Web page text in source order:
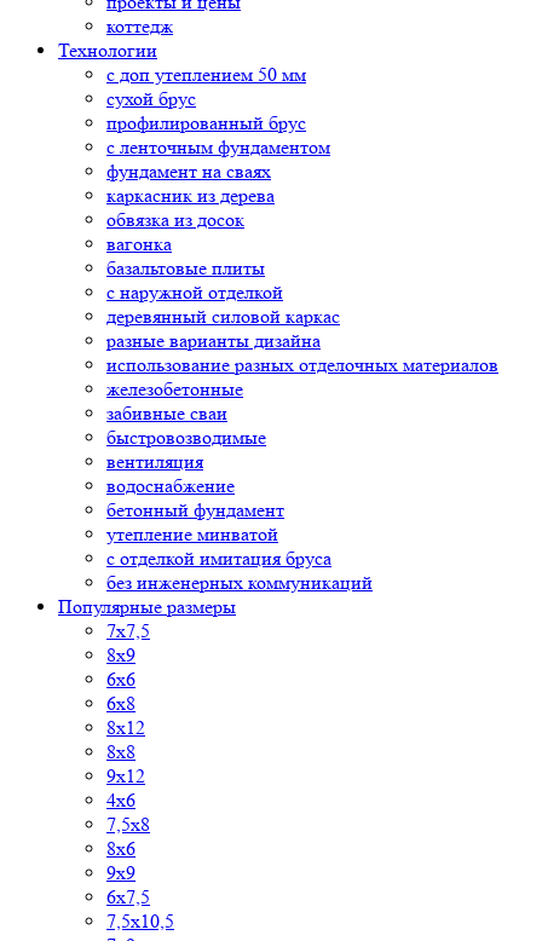
коттедж
Технологии
с доп утеплением 50 мм
сухой брус
профилированный брус
с ленточным фундаментом
фундамент на сваях
каркасник из дерева
обвязка из досок
вагонка
базальтовые плиты
с наружной отделкой
деревянный силовой каркас
разные варианты дизайна
использование разных отделочных материалов
железобетонные
забивные сваи
быстровозводимые
вентиляция
водоснабжение
бетонный фундамент
утепление минватой
с отделкой имитация бруса
без инженерных коммуникаций
Популярные размеры
7х7,5
8х9
6х6
6х8
8х12
8х8
9х12
4х6
7,5х8
8х6
9х9
6х7,5
7,5х10,5